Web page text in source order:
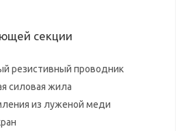
секции
резистивный проводник
силовая жила
из луженой меди